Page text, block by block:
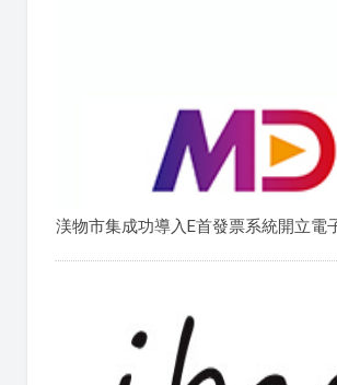
渼物市集成功導入E首發票系統開立電